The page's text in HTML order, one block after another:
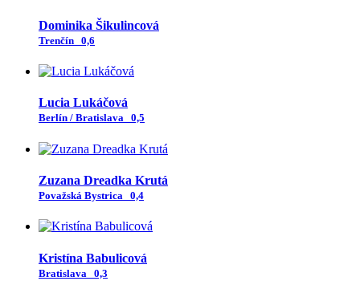
Dominika Šikulincová
Trenčín 0,6
Lucia Lukáčová
Berlín / Bratislava 0,5
Zuzana Dreadka Krutá
Považská Bystrica 0,4
Kristína Babulicová
Bratislava 0,3